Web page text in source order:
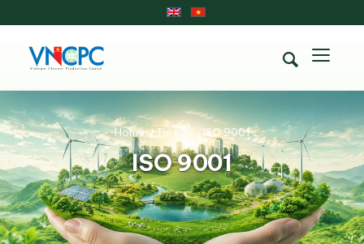
ISO 9001
Home /Tin tức /ISO 9001